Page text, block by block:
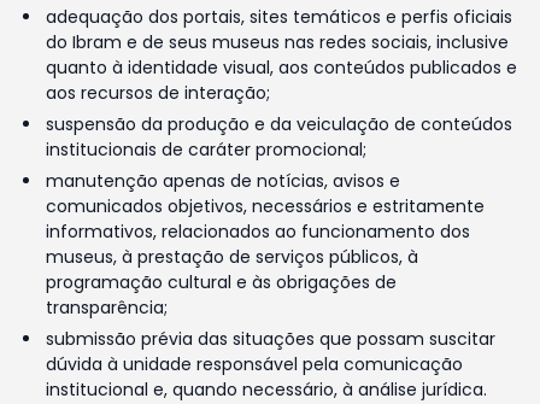
adequação dos portais, sites temáticos e perfis oficiais
do Ibram e de seus museus nas redes sociais, inclusive
quanto à identidade visual, aos conteúdos publicados e
aos recursos de interação;
suspensão da produção e da veiculação de conteúdos
institucionais de caráter promocional;
manutenção apenas de notícias, avisos e
comunicados objetivos, necessários e estritamente
informativos, relacionados ao funcionamento dos
museus, à prestação de serviços públicos, à
programação cultural e às obrigações de
transparência;
submissão prévia das situações que possam suscitar
dúvida à unidade responsável pela comunicação
institucional e, quando necessário, à análise jurídica.